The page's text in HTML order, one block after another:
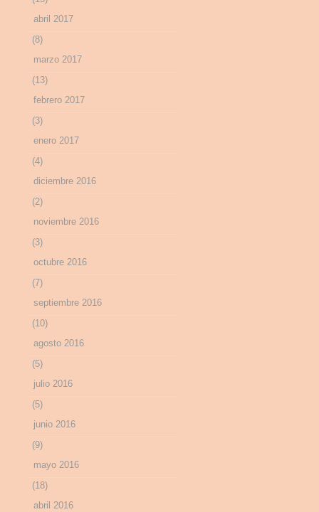
abril 2017
(8)
marzo 2017
(13)
febrero 2017
(3)
enero 2017
(4)
diciembre 2016
(2)
noviembre 2016
(3)
octubre 2016
(7)
septiembre 2016
(10)
agosto 2016
(5)
julio 2016
(5)
junio 2016
(9)
mayo 2016
(18)
abril 2016